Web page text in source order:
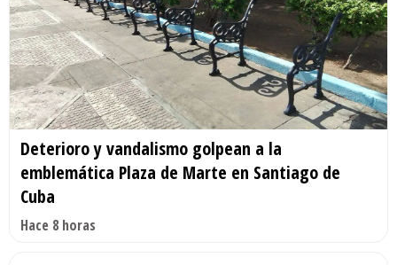
Deterioro y vandalismo golpean a la
emblemática Plaza de Marte en Santiago de
Cuba
Hace 8 horas